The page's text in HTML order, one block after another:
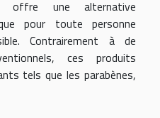
offre une alternative
pour toute personne
Contrairement à de
ces produits
tels que les parabènes,